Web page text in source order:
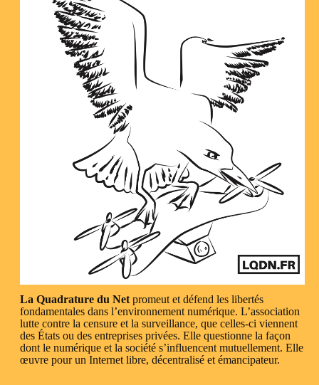
La Quadrature du Net promeut et défend les libertés
fondamentales dans l’environnement numérique. L’association
lutte contre la censure et la surveillance, que celles-ci viennent
des États ou des entreprises privées. Elle questionne la façon
dont le numérique et la société s’influencent mutuellement. Elle
œuvre pour un Internet libre, décentralisé et émancipateur.